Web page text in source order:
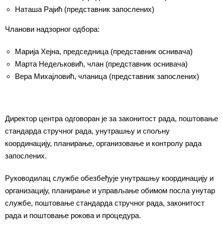
Наташа Рајић (представник запослених)
Чланови надзорног одбора:
Марија Хејна, председница (представник оснивача)
Марта Недељковић, члан (представник оснивача)
Вера Михајловић, чланица (представник запослених)
Директор центра одговоран је за законитост рада, поштовање
стандарда стручног рада, унутрашњу и спољну
координацију, планирање, организовање и контролу рада
запослених.
Руководилац службе обезбеђује унутрашњу координацију и
организацију, планирање и управљање обимом посла унутар
службе, поштовање стандарда стручног рада, законитост
рада и поштовање рокова и процедура.